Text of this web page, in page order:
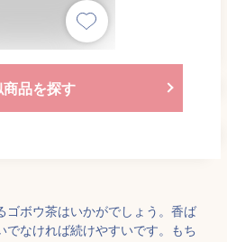
品を探す
ゴボウ茶はいかがでしょう。香ば
でなければ続けやすいです。もち